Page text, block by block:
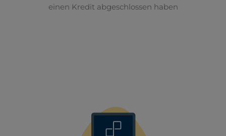
einen Kredit abgeschlossen haben